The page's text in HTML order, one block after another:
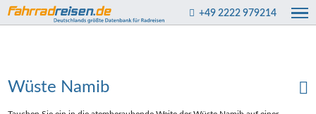
+49 2222 979214
Wüste Namib